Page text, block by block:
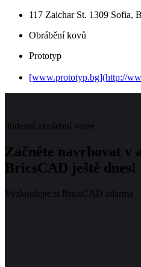
117 Zaichar St. 1309 Sofia,
Obrábění kovů
Prototyp
[www.prototyp.bg](http://
30denní zkušební verze
Začněte navrhovat v
BricsCAD ještě dnes!
Vyzkoušejte si BricsCAD zdarma